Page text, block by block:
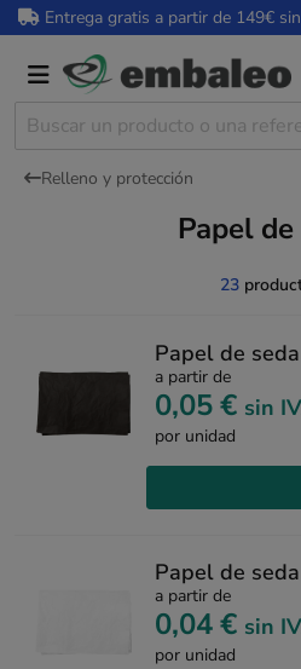
Entrega gratis a partir de 149€
Relleno y protección
Papel
23
Papel de
a partir de
0,05 € sin
por unidad
Papel de
a partir de
0,04 € sin
por unidad